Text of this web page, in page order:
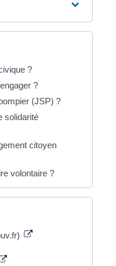
?
?
(JSP) ?
solidarité
citoyen
volontaire ?